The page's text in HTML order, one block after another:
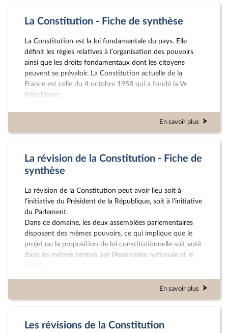
La Constitution - Fiche de synthèse
La Constitution est la loi fondamentale du pays. Elle
définit les règles relatives à l’organisation des pouvoirs
ainsi que les droits fondamentaux dont les citoyens
peuvent se prévaloir. La Constitution actuelle de la
France est celle du 4 octobre 1958 qui a fondé la Ve
République.
En savoir plus
La révision de la Constitution - Fiche de
synthèse
La révision de la Constitution peut avoir lieu soit à
l’initiative du Président de la République, soit à l’initiative
du Parlement.
Dans ce domaine, les deux assemblées parlementaires
disposent des mêmes pouvoirs, ce qui implique que le
projet ou la proposition de loi constitutionnelle soit voté
dans les mêmes termes par l’Assemblée nationale et le
Le texte est définitivement adopté soit par référendum
à la majorité des trois cinquièmes des suffrages exprimés
En savoir plus
Les révisions de la Constitution